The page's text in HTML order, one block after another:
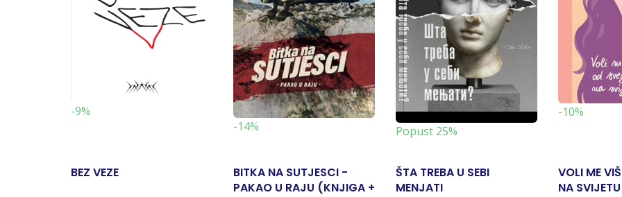
-9%
BEZ VEZE
-14%
BITKA NA SUTJESCI -
PAKAO U RAJU (KNJIGA +
Popust 25%
ŠTA TREBA U SEBI
MENJATI
-10%
VOLI ME
NA SVIJETU